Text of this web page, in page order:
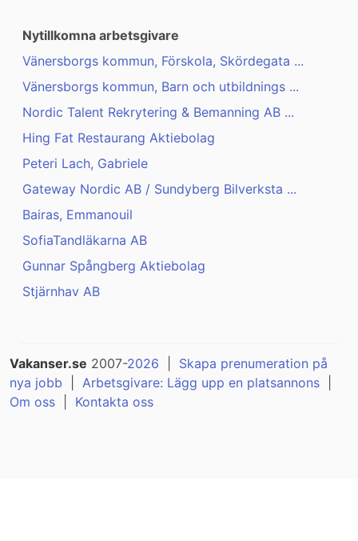
Nytillkomna arbetsgivare
Vänersborgs kommun, Förskola, Skördegata ...
Vänersborgs kommun, Barn och utbildnings ...
Nordic Talent Rekrytering & Bemanning AB ...
Hing Fat Restaurang Aktiebolag
Peteri Lach, Gabriele
Gateway Nordic AB / Sundyberg Bilverksta ...
Bairas, Emmanouil
SofiaTandläkarna AB
Gunnar Spångberg Aktiebolag
Stjärnhav AB
Vakanser.se 2007-2026
Skapa prenumeration på
nya jobb
Arbetsgivare: Lägg upp en platsannons
Om oss
Kontakta oss